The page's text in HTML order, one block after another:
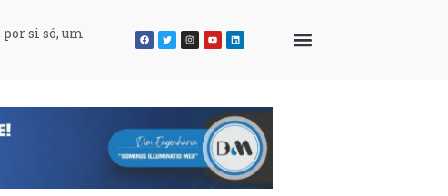
si só, um